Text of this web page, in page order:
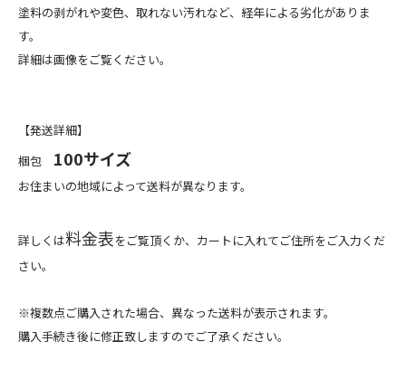
塗料の剥がれや変色、取れない汚れなど、経年による劣化がありま
す。
詳細は画像をご覧ください。
【発送詳細】
梱包 100サイズ
お住まいの地域によって送料が異なります。
詳しくは料金表をご覧頂くか、カートに入れてご住所をご入力くだ
さい。
※複数点ご購入された場合、異なった送料が表示されます。
購入手続き後に修正致しますのでご了承ください。